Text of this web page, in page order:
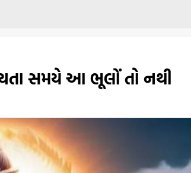
સમયે આ ભૂલોં તો નથી